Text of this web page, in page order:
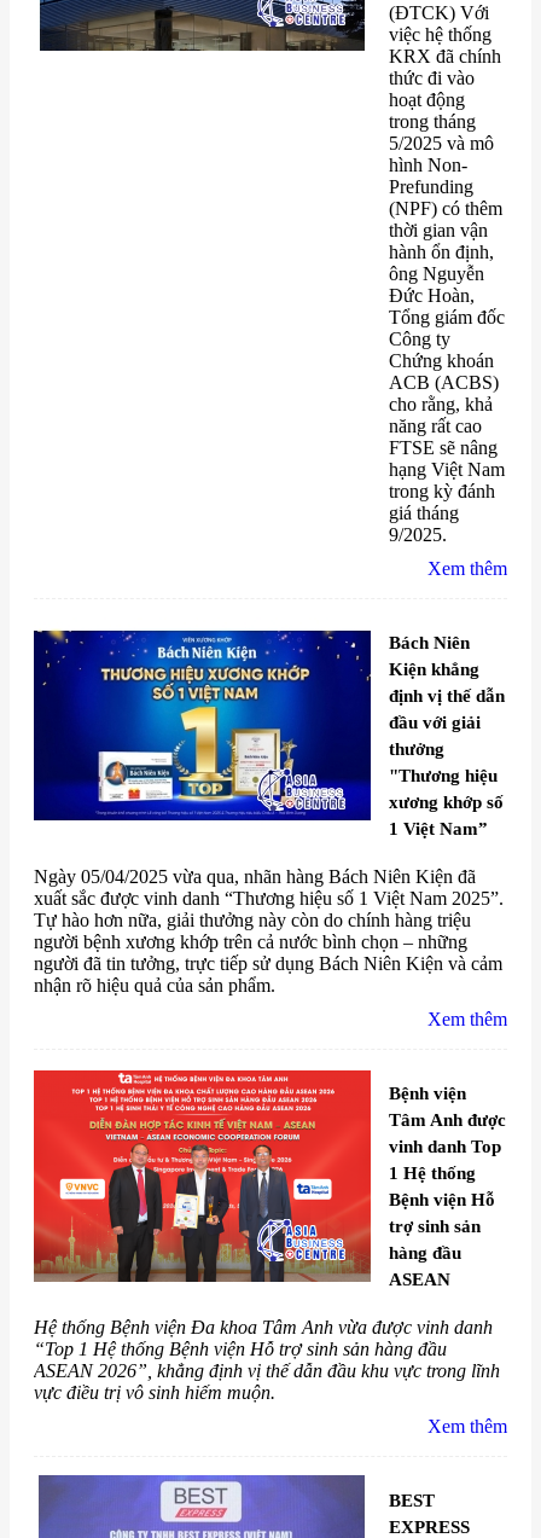
(ĐTCK) Với
việc hệ thống
KRX đã chính
thức đi vào
hoạt động
trong tháng
5/2025 và mô
hình Non-
Prefunding
(NPF) có thêm
thời gian vận
hành ổn định,
ông Nguyễn
Đức Hoàn,
Tổng giám đốc
Công ty
Chứng khoán
ACB (ACBS)
cho rằng, khả
năng rất cao
FTSE sẽ nâng
hạng Việt Nam
trong kỳ đánh
giá tháng
9/2025.
Xem thêm
Bách Niên
Kiện khẳng
định vị thế dẫn
đầu với giải
thưởng
"Thương hiệu
xương khớp số
1 Việt Nam”
Ngày 05/04/2025 vừa qua, nhãn hàng Bách Niên Kiện đã
xuất sắc được vinh danh “Thương hiệu số 1 Việt Nam 2025”.
Tự hào hơn nữa, giải thưởng này còn do chính hàng triệu
người bệnh xương khớp trên cả nước bình chọn – những
người đã tin tưởng, trực tiếp sử dụng Bách Niên Kiện và cảm
nhận rõ hiệu quả của sản phẩm.
Xem thêm
Bệnh viện
Tâm Anh được
vinh danh Top
1 Hệ thống
Bệnh viện Hỗ
trợ sinh sản
hàng đầu
ASEAN
Hệ thống Bệnh viện Đa khoa Tâm Anh vừa được vinh danh
“Top 1 Hệ thống Bệnh viện Hỗ trợ sinh sản hàng đầu
ASEAN 2026”, khẳng định vị thế dẫn đầu khu vực trong lĩnh
vực điều trị vô sinh hiếm muộn.
Xem thêm
BEST
EXPRESS